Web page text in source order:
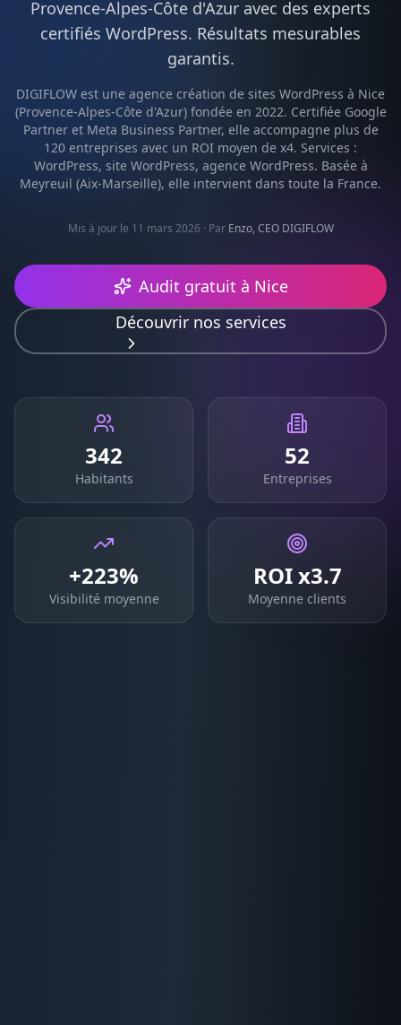
Provence-Alpes-Côte d'Azur avec des experts
certifiés WordPress. Résultats mesurables
garantis.
DIGIFLOW est une agence création de sites WordPress à Nice
(Provence-Alpes-Côte d'Azur) fondée en 2022. Certifiée Google
Partner et Meta Business Partner, elle accompagne plus de
120 entreprises avec un ROI moyen de x4. Services :
WordPress, site WordPress, agence WordPress. Basée à
Meyreuil (Aix-Marseille), elle intervient dans toute la France.
Mis à jour le 11 mars 2026 · Par Enzo, CEO DIGIFLOW
Audit gratuit à Nice
Découvrir nos services
342
Habitants
52
Entreprises
+223%
Visibilité moyenne
ROI x3.7
Moyenne clients